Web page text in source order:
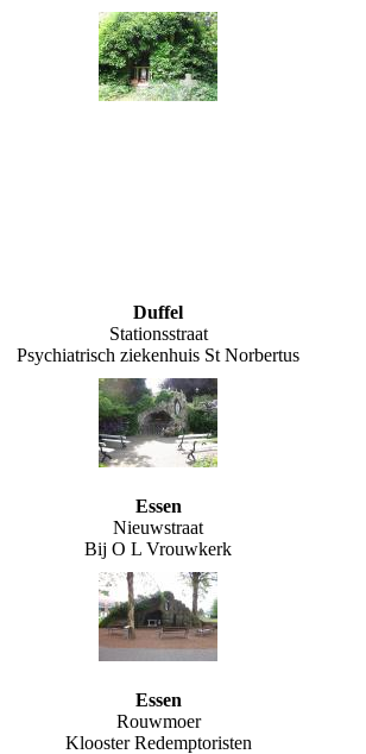
Duffel
Stationsstraat
Psychiatrisch ziekenhuis St Norbertus
Essen
Nieuwstraat
Bij O L Vrouwkerk
Essen
Rouwmoer
Klooster Redemptoristen